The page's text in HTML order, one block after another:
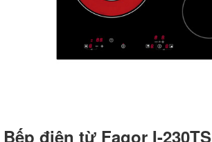
Bếp điện từ Fagor I-230TS